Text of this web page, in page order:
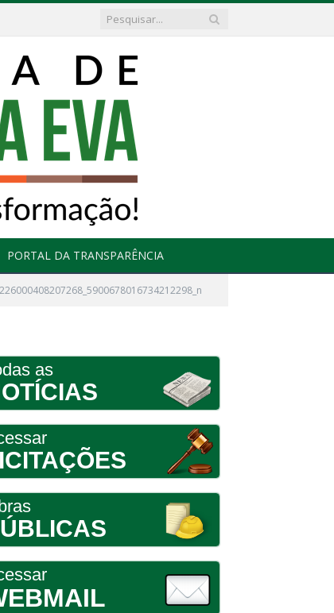
PORTAL DA TRANSPARÊNCIA
as